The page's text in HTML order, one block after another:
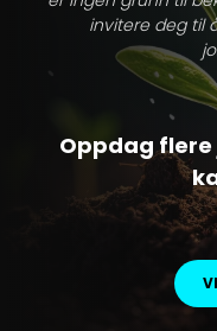
invitere deg til
Oppdag